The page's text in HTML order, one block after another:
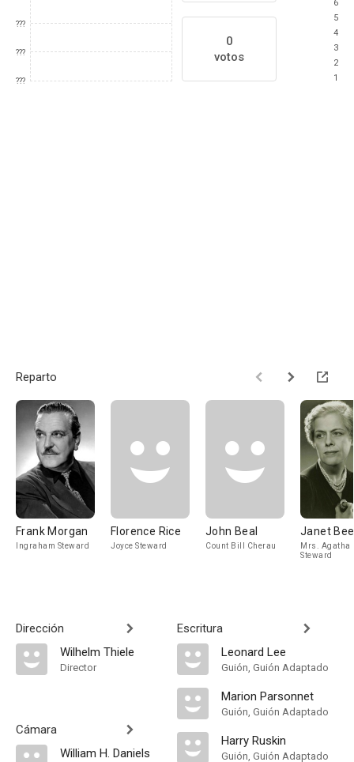
???
???
???
0
votos
6
5
4
3
2
1
Reparto
Frank Morgan
Ingraham Steward
Florence Rice
Joyce Steward
John Beal
Count Bill Cherau
Janet
Mrs. Agatha
Steward
Dirección
Wilhelm Thiele
Director
Cámara
William H. Daniels
Escritura
Leonard Lee
Guión, Guión Adaptado
Marion Parsonnet
Guión, Guión Adaptado
Harry Ruskin
Guión, Guión Adaptado